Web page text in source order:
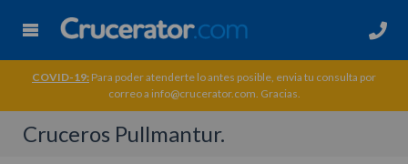
COVID-19: Para poder atenderte lo antes posible, envia tu consulta por
correo a info@crucerator.com. Gracias.
Cruceros Pullmantur.